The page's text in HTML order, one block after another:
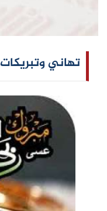
تهاني وتبريكات